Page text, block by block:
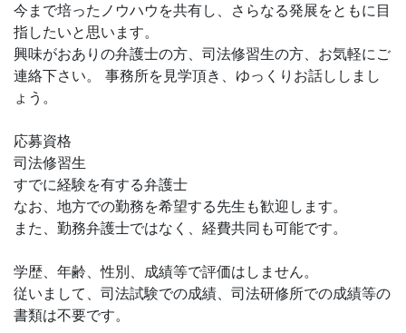
今まで培ったノウハウを共有し、さらなる発展をともに目
指したいと思います。
興味がおありの弁護士の方、司法修習生の方、お気軽にご
連絡下さい。 事務所を見学頂き、ゆっくりお話ししまし
ょう。
応募資格
司法修習生
すでに経験を有する弁護士
なお、地方での勤務を希望する先生も歓迎します。
また、勤務弁護士ではなく、経費共同も可能です。
学歴、年齢、性別、成績等で評価はしません。
従いまして、司法試験での成績、司法研修所での成績等の
書類は不要です。